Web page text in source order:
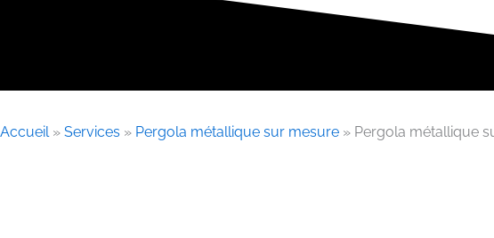
Accueil» Services » Pergola métallique sur mesure » Pergola métallique